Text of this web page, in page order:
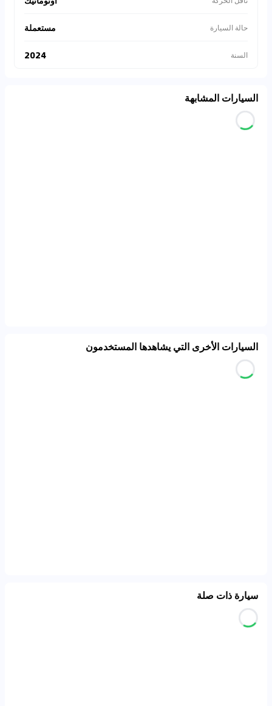
حالة السيارة مستعملة
السنة 2024
السيارات المشابهة
السيارات الأخرى التي يشاهدها المستخدمون
سيارة ذات صلة